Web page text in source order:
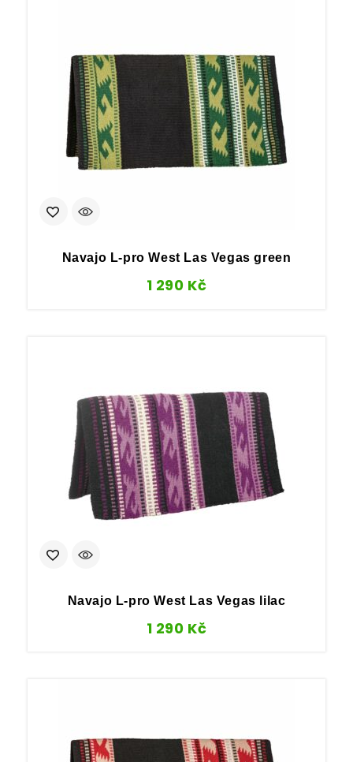
Navajo L-pro West Las Vegas green
1 290 Kč
Navajo L-pro West Las Vegas lilac
1 290 Kč